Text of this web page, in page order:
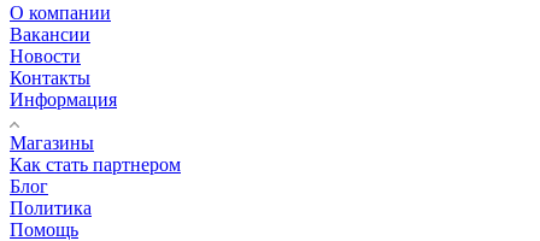
О компании
Вакансии
Новости
Контакты
Информация
Магазины
Как стать партнером
Блог
Политика
Помощь